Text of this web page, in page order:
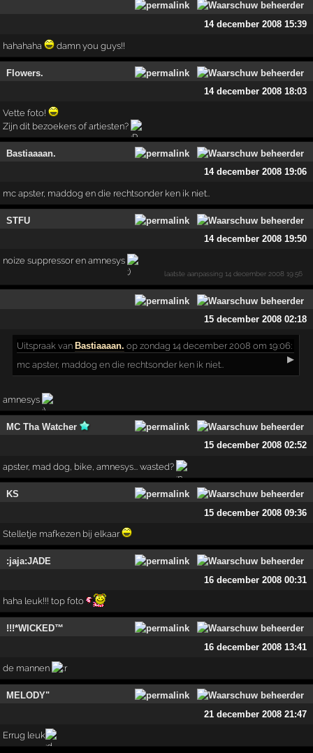
14 december 2008 15:39
hahahaha damn you guys!!
Flowers.
14 december 2008 18:03
Vette foto!
Zijn dit bezoekers of artiesten?
Bastiaaaan.
14 december 2008 19:06
mc apster, maddog en die rechtsonder ken ik niet..
STFU
14 december 2008 19:50
noize suppressor en amnesys
laatste aanpassing14 december 2008 19:56
15 december 2008 02:18
Uitspraak van Bastiaaaan. op zondag 14 december 2008 om 19:06:
▶
mc apster, maddog en die rechtsonder ken ik niet..
amnesys
MC Tha Watcher
15 december 2008 02:52
apster, mad dog, bike, amnesys... wasted?
KS
15 december 2008 09:36
Stelletje mafkezen bij elkaar
:jaja:JADE
16 december 2008 00:31
haha leuk!!! top foto
!!!*WICKED™
16 december 2008 13:41
de mannen
MELODY"
21 december 2008 21:47
Errug leuk